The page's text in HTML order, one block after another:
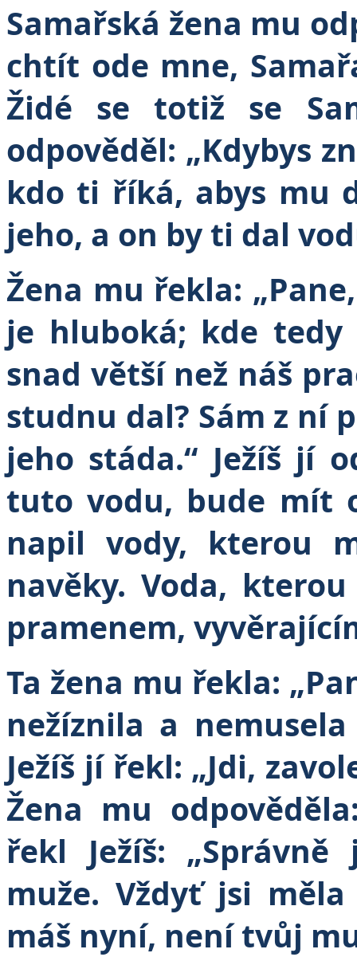
Samařská žena mu
chtít ode mne,
Židé se totiž se
odpověděl: „Kdybys
kdo ti říká, abys mu
jeho, a on by ti dal
Žena mu řekla:
je hluboká; kde tedy
snad větší než náš
studnu dal? Sám z ní
jeho stáda.“ Ježíš jí
tuto vodu, bude mít
napil vody, kterou
navěky. Voda,
pramenem,
Ta žena mu řekla:
nežíznila a
Ježíš jí řekl: „Jdi,
Žena mu
řekl Ježíš:
muže. Vždyť jsi
máš nyní, není tvůj